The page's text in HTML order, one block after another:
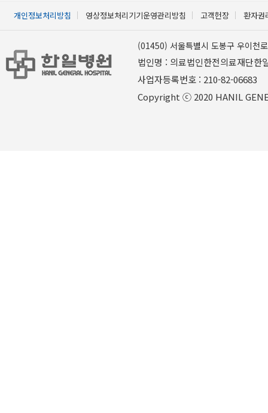
개인정보처리방침 영상정보처리기기운영관리방침 고객헌장 환자권
(01450) 서울특별시 도봉구 우이천
법인명 : 의료법인한전의료재단한
사업자등록번호 : 210-82-
Copyright ⓒ 2020 HANIL